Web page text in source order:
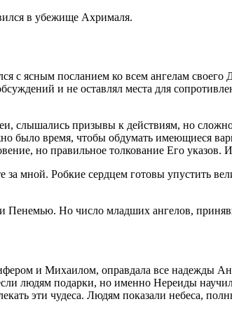
в убежище Ахрималя.
с ясным посланием ко всем ангелам
и не оставлял места для
слышались призывы к действиям, но
было время, чтобы обдумать имеющиеся
но правильное толкование Его указов.
за мной. Робкие сердцем готовы упустить
Пенемью. Но число младших ангелов,
и Михаилом, оправдала все надежды
людям подарки, но именно Нереиды
эти чудеса. Людям показали небеса,